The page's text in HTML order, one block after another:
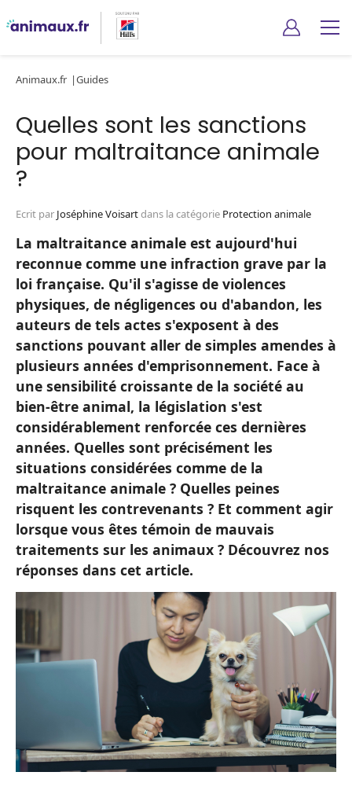
Animaux.fr Guides
Quelles sont les sanctions
pour maltraitance animale
?
Ecrit par Joséphine Voisartdans la catégorie Protection animale
La maltraitance animale est aujourd'hui
reconnue comme une infraction grave par la
loi française. Qu'il s'agisse de violences
physiques, de négligences ou d'abandon, les
auteurs de tels actes s'exposent à des
sanctions pouvant aller de simples amendes à
plusieurs années d'emprisonnement. Face à
une sensibilité croissante de la société au
bien-être animal, la législation s'est
considérablement renforcée ces dernières
années. Quelles sont précisément les
situations considérées comme de la
maltraitance animale ? Quelles peines
risquent les contrevenants ? Et comment agir
lorsque vous êtes témoin de mauvais
traitements sur les animaux ? Découvrez nos
réponses dans cet article.